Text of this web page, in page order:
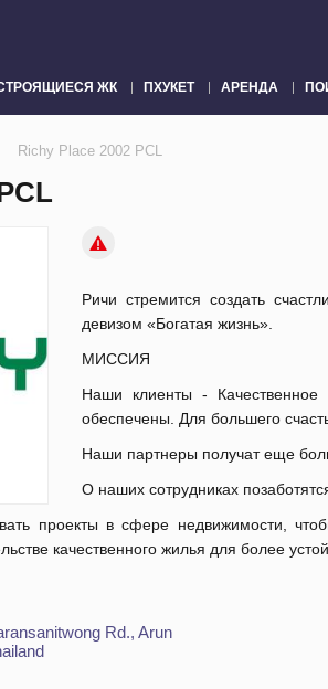
ЖК ПХУКЕТ АРЕНДА
Richy Place 2002 PCL
Ричи стремится создать
девизом «Богатая жизнь».
МИССИЯ
Наши клиенты -
обеспечены. Для большего
Наши партнеры получат еще
О наших сотрудниках
проекты в сфере недвижимости,
качественного жилья для более
Rd., Arun